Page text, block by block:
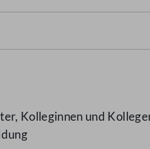
Kolleginnen und